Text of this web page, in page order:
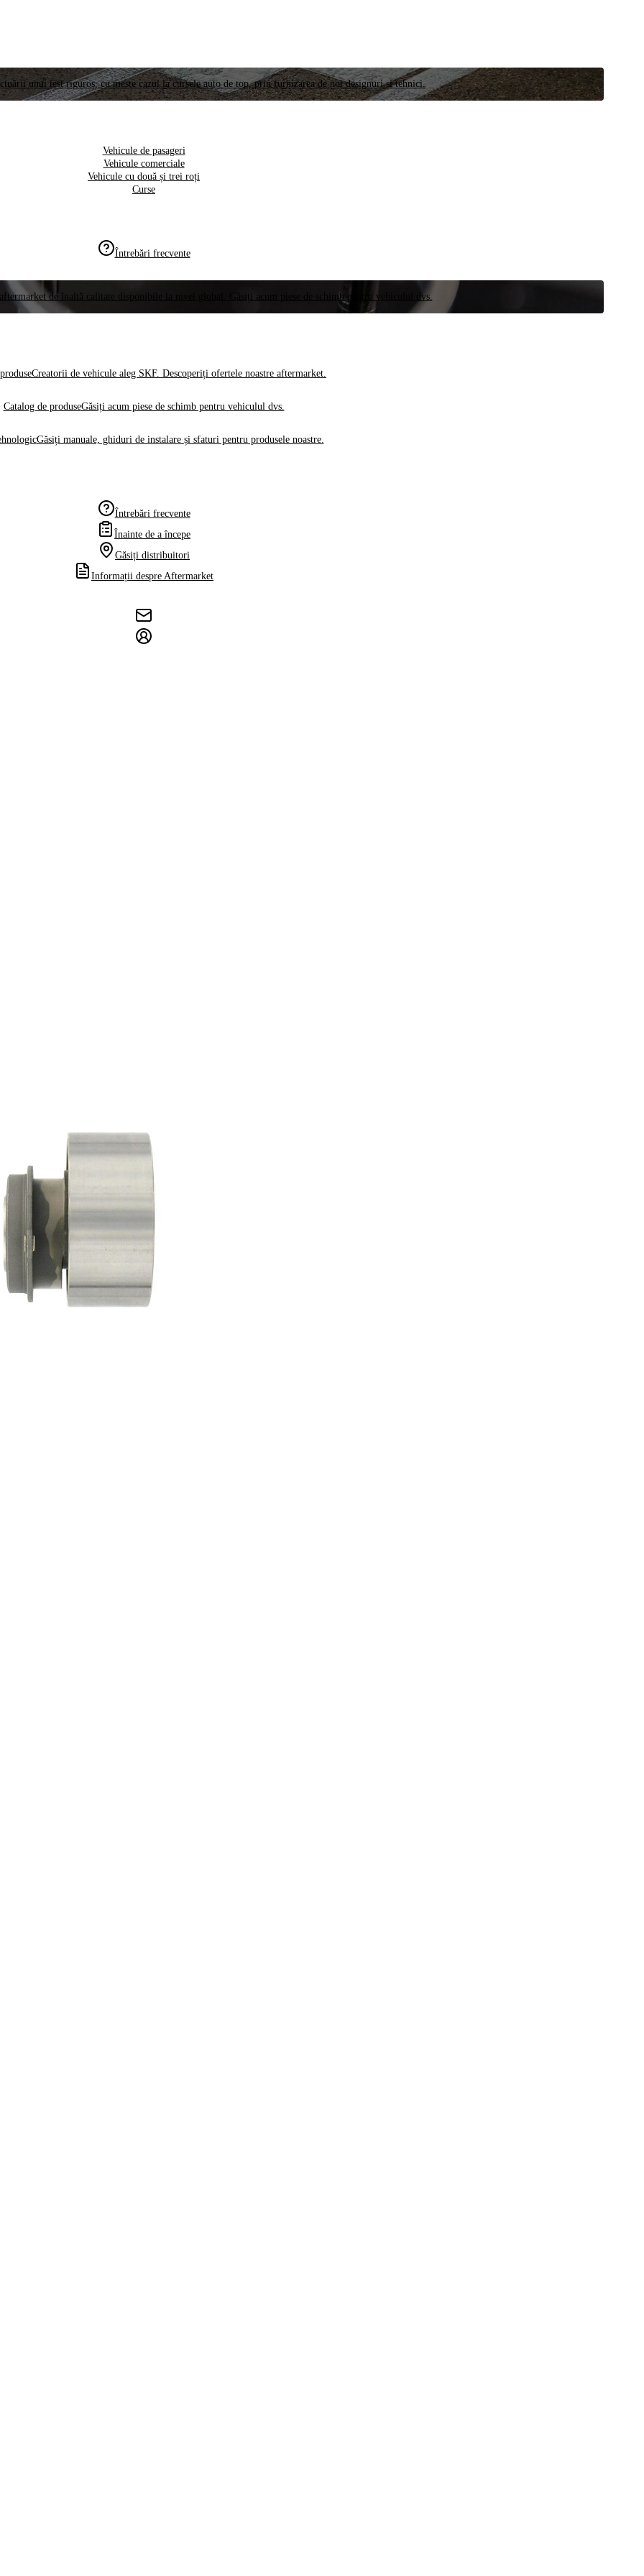
unui test riguros, cu meste cazul la cursele auto de top, prin furnizarea de noi designuri și tehnici.
Vehicule de pasageri
Vehicule comerciale
Vehicule cu două și trei roți
Curse
Întrebări frecvente
de înaltă calitate disponibile la nivel global. Găsiți acum piese de schimb pentru vehiculul dvs.
Creatorii de vehicule aleg SKF. Descoperiți ofertele noastre aftermarket.
Catalog de produseGăsiți acum piese de schimb pentru vehiculul dvs.
Găsiți manuale, ghiduri de instalare și sfaturi pentru produsele noastre.
Întrebări frecvente
Înainte de a începe
Găsiți distribuitori
Informații despre Aftermarket